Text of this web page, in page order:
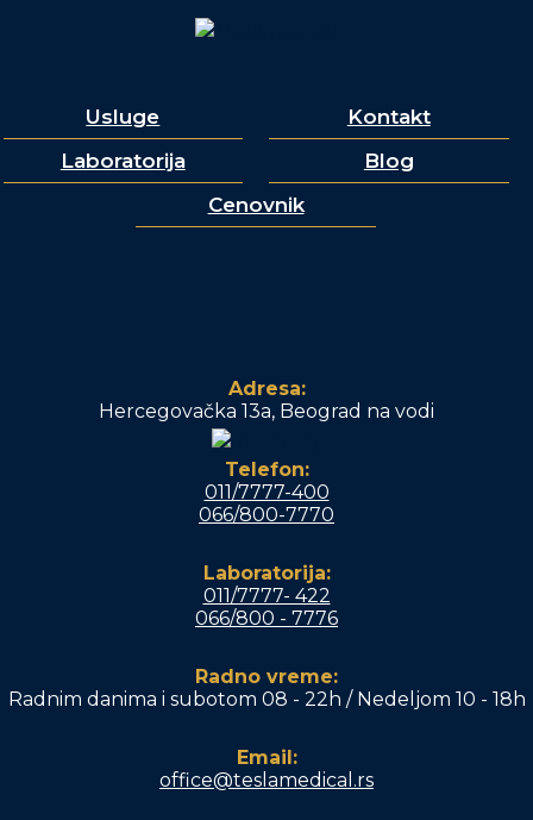
Usluge
Kontakt
Laboratorija
Blog
Cenovnik
Adresa:
Hercegovačka 13a, Beograd na vodi
Telefon:
011/7777-400
066/800-7770
Laboratorija:
011/7777- 422
066/800 - 7776
Radno vreme:
Radnim danima i subotom 08 - 22h / Nedeljom 10 - 18h
Email:
office@teslamedical.rs